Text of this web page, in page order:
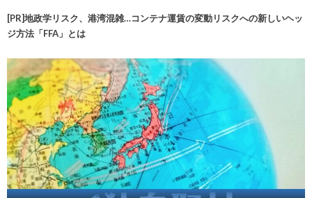
[PR]地政学リスク、港湾混雑…コンテナ運賃の変動リスクへの新しいヘッ
ジ方法「FFA」とは